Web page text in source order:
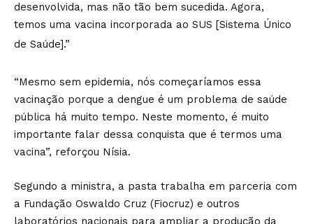
desenvolvida, mas não tão bem sucedida. Agora,
temos uma vacina incorporada ao SUS [Sistema Único
de Saúde].”
“Mesmo sem epidemia, nós começaríamos essa
vacinação porque a dengue é um problema de saúde
pública há muito tempo. Neste momento, é muito
importante falar dessa conquista que é termos uma
vacina”, reforçou Nísia.
Segundo a ministra, a pasta trabalha em parceria com
a Fundação Oswaldo Cruz (Fiocruz) e outros
laboratórios nacionais para ampliar a produção da